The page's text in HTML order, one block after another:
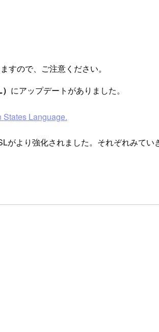
すので、ご注意ください。
にアップデートがありました。
Language.
より強化されました。それぞれみてい